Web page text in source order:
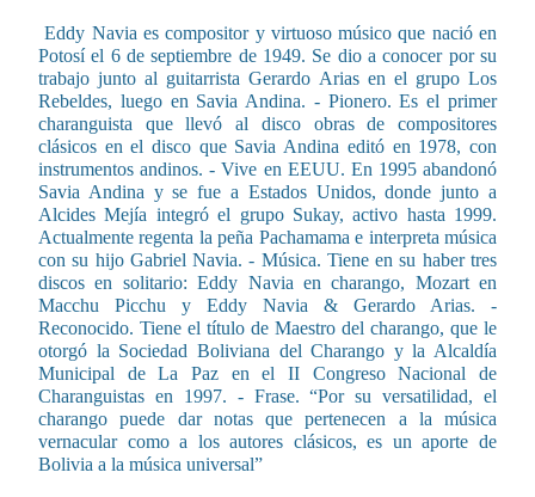
Eddy Navia es compositor y virtuoso músico que nació en
Potosí el 6 de septiembre de 1949. Se dio a conocer por su
trabajo junto al guitarrista Gerardo Arias en el grupo Los
Rebeldes, luego en Savia Andina. - Pionero. Es el primer
charanguista que llevó al disco obras de compositores
clásicos en el disco que Savia Andina editó en 1978, con
instrumentos andinos. - Vive en EEUU. En 1995 abandonó
Savia Andina y se fue a Estados Unidos, donde junto a
Alcides Mejía integró el grupo Sukay, activo hasta 1999.
Actualmente regenta la peña Pachamama e interpreta música
con su hijo Gabriel Navia. - Música. Tiene en su haber tres
discos en solitario: Eddy Navia en charango, Mozart en
Macchu Picchu y Eddy Navia & Gerardo Arias. -
Reconocido. Tiene el título de Maestro del charango, que le
otorgó la Sociedad Boliviana del Charango y la Alcaldía
Municipal de La Paz en el II Congreso Nacional de
Charanguistas en 1997. - Frase. “Por su versatilidad, el
charango puede dar notas que pertenecen a la música
vernacular como a los autores clásicos, es un aporte de
Bolivia a la música universal”